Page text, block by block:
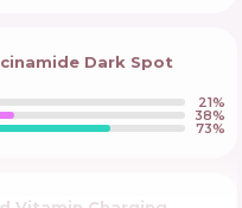
Dark Spot
21%
38%
73%